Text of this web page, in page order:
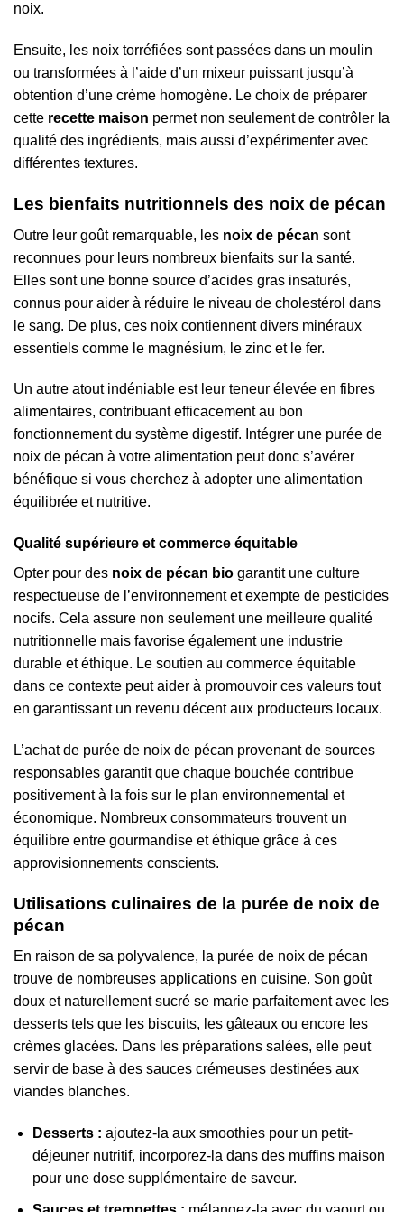
noix.
Ensuite, les noix torréfiées sont passées dans un moulin
ou transformées à l’aide d’un mixeur puissant jusqu’à
obtention d’une crème homogène. Le choix de préparer
cette recette maison permet non seulement de contrôler la
qualité des ingrédients, mais aussi d’expérimenter avec
différentes textures.
Les bienfaits nutritionnels des noix de pécan
Outre leur goût remarquable, les noix de pécan sont
reconnues pour leurs nombreux bienfaits sur la santé.
Elles sont une bonne source d’acides gras insaturés,
connus pour aider à réduire le niveau de cholestérol dans
le sang. De plus, ces noix contiennent divers minéraux
essentiels comme le magnésium, le zinc et le fer.
Un autre atout indéniable est leur teneur élevée en fibres
alimentaires, contribuant efficacement au bon
fonctionnement du système digestif. Intégrer une purée de
noix de pécan à votre alimentation peut donc s’avérer
bénéfique si vous cherchez à adopter une alimentation
équilibrée et nutritive.
Qualité supérieure et commerce équitable
Opter pour des noix de pécan bio garantit une culture
respectueuse de l’environnement et exempte de pesticides
nocifs. Cela assure non seulement une meilleure qualité
nutritionnelle mais favorise également une industrie
durable et éthique. Le soutien au commerce équitable
dans ce contexte peut aider à promouvoir ces valeurs tout
en garantissant un revenu décent aux producteurs locaux.
L’achat de purée de noix de pécan provenant de sources
responsables garantit que chaque bouchée contribue
positivement à la fois sur le plan environnemental et
économique. Nombreux consommateurs trouvent un
équilibre entre gourmandise et éthique grâce à ces
approvisionnements conscients.
Utilisations culinaires de la purée de noix de
pécan
En raison de sa polyvalence, la purée de noix de pécan
trouve de nombreuses applications en cuisine. Son goût
doux et naturellement sucré se marie parfaitement avec les
desserts tels que les biscuits, les gâteaux ou encore les
crèmes glacées. Dans les préparations salées, elle peut
servir de base à des sauces crémeuses destinées aux
viandes blanches.
Desserts : ajoutez-la aux smoothies pour un petit-
déjeuner nutritif, incorporez-la dans des muffins maison
pour une dose supplémentaire de saveur.